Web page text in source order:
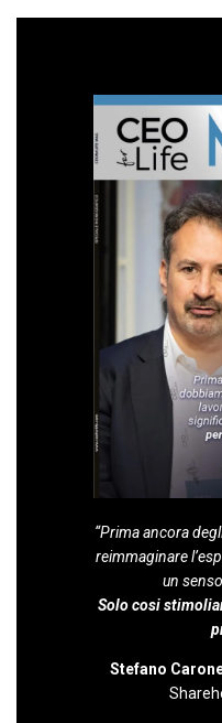
“Prima ancora
reimmaginare
un
Solo cosi
Stefano